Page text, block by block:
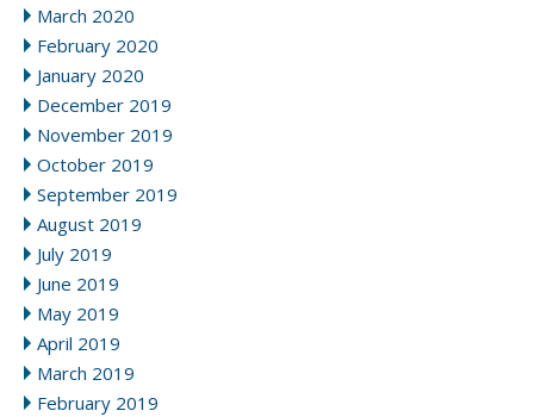
March 2020
February 2020
January 2020
December 2019
November 2019
October 2019
September 2019
August 2019
July 2019
June 2019
May 2019
April 2019
March 2019
February 2019